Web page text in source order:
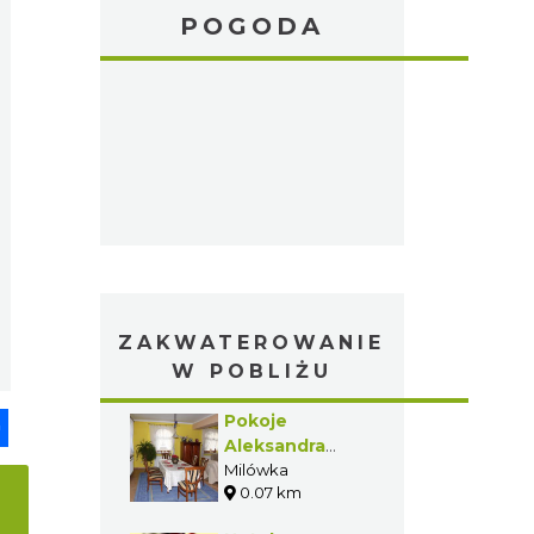
POGODA
ZAKWATEROWANIE
W POBLIŻU
Pokoje
Aleksandra
Omiatacz
Milówka
0.07 km